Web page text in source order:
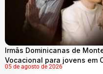
Irmãs Dominicanas de
Vocacional para jovens em
05 de agosto de 2026